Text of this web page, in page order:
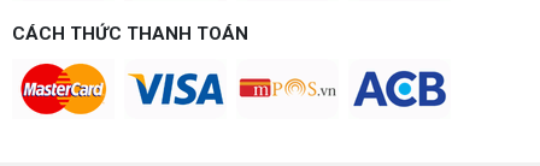
CÁCH THỨC THANH TOÁN